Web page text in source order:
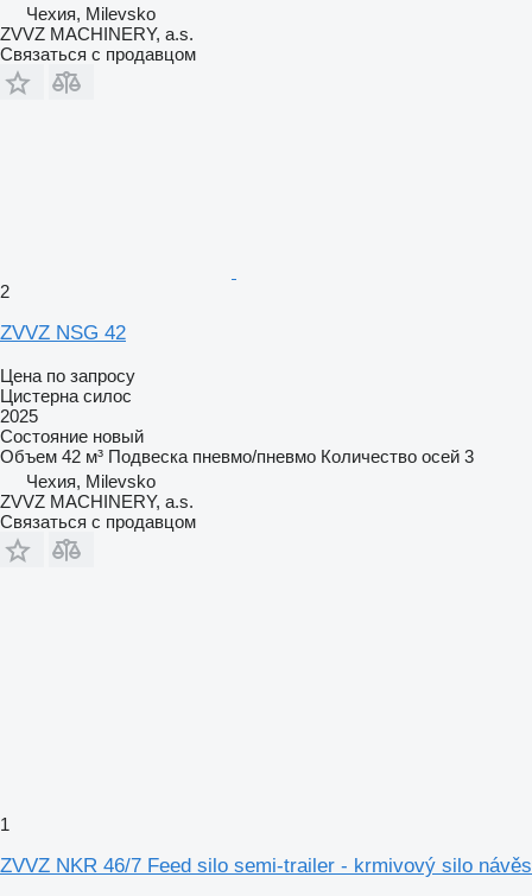
Чехия, Milevsko
ZVVZ MACHINERY, a.s.
Связаться с продавцом
2
ZVVZ NSG 42
Цена по запросу
Цистерна силос
2025
Состояние новый
Объем 42 м³ Подвеска пневмо/пневмо Количество осей 3
Чехия, Milevsko
ZVVZ MACHINERY, a.s.
Связаться с продавцом
1
ZVVZ NKR 46/7 Feed silo semi-trailer - krmivový silo návěs